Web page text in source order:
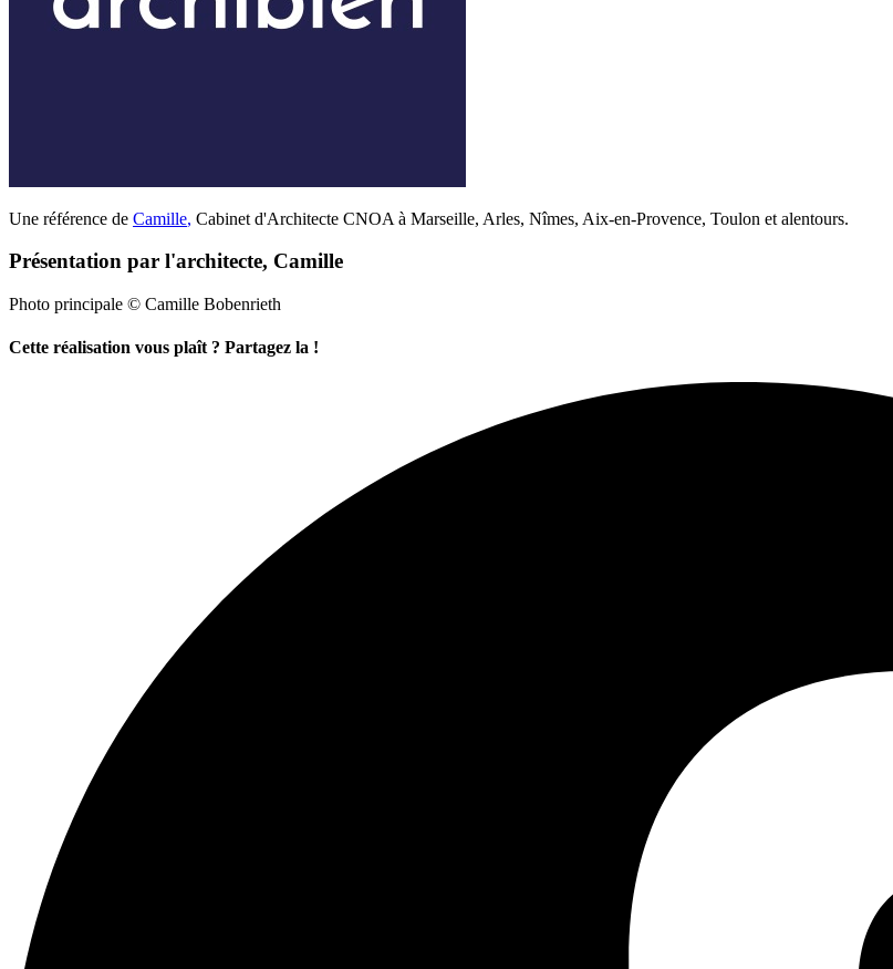
Une référence de Camille, Cabinet d'Architecte CNOA à Marseille, Arles, Nîmes, Aix-en-Provence, Toulon et alentours.
Présentation par l'architecte, Camille
Photo principale © Camille Bobenrieth
Cette réalisation vous plaît ? Partagez la !